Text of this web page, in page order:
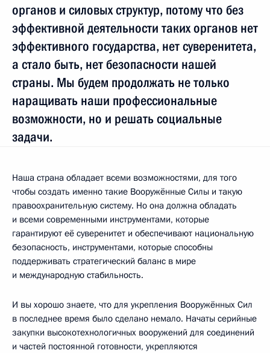
органов и силовых структур, потому что без
эффективной деятельности таких органов нет
эффективного государства, нет суверенитета,
а стало быть, нет безопасности нашей
страны. Мы будем продолжать не только
наращивать наши профессиональные
возможности, но и решать социальные
задачи.
Наша страна обладает всеми возможностями, для того
чтобы создать именно такие Вооружённые Силы и такую
правоохранительную систему. Но она должна обладать
и всеми современными инструментами, которые
гарантируют её суверенитет и обеспечивают национальную
безопасность, инструментами, которые способны
поддерживать стратегический баланс в мире
и международную стабильность.
И вы хорошо знаете, что для укрепления Вооружённых Сил
в последнее время было сделано немало. Начаты серийные
закупки высокотехнологичных вооружений для соединений
и частей постоянной готовности, укрепляются